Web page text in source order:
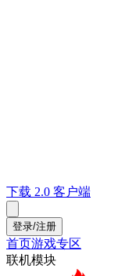
下载 2.0 客户端
登录/注册
首页游戏专区
联机模块